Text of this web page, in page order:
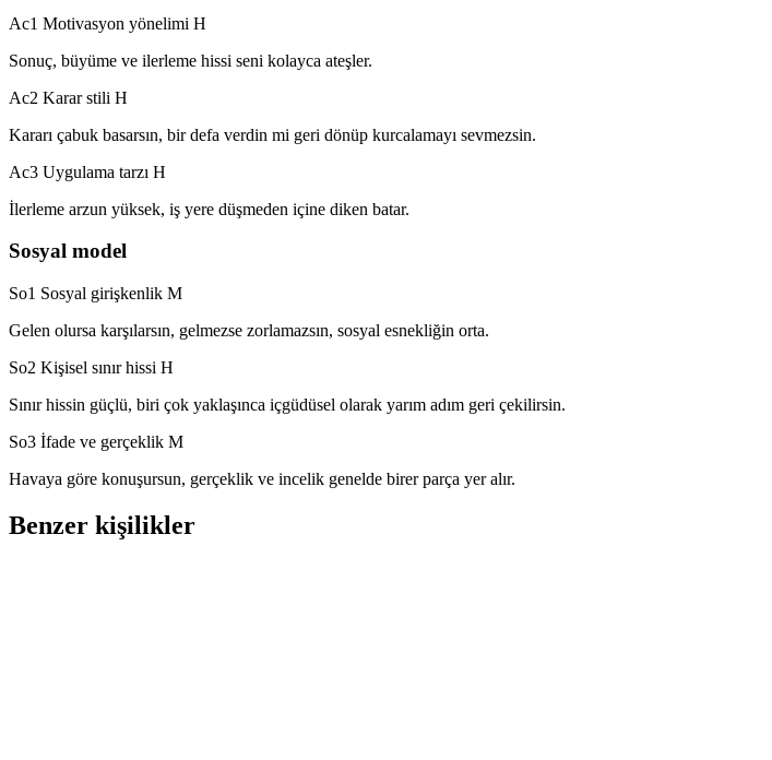
Ac1 Motivasyon yönelimi H
Sonuç, büyüme ve ilerleme hissi seni kolayca ateşler.
Ac2 Karar stili H
Kararı çabuk basarsın, bir defa verdin mi geri dönüp kurcalamayı sevmezsin.
Ac3 Uygulama tarzı H
İlerleme arzun yüksek, iş yere düşmeden içine diken batar.
Sosyal model
So1 Sosyal girişkenlik M
Gelen olursa karşılarsın, gelmezse zorlamazsın, sosyal esnekliğin orta.
So2 Kişisel sınır hissi H
Sınır hissin güçlü, biri çok yaklaşınca içgüdüsel olarak yarım adım geri çekilirsin.
So3 İfade ve gerçeklik M
Havaya göre konuşursun, gerçeklik ve incelik genelde birer parça yer alır.
Benzer kişilikler